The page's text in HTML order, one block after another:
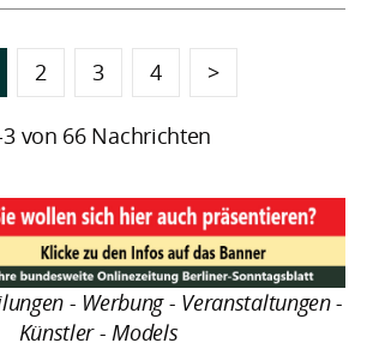
2 3 4 >
3 von 66 Nachrichten
- Werbung - Veranstaltungen -
Künstler - Models